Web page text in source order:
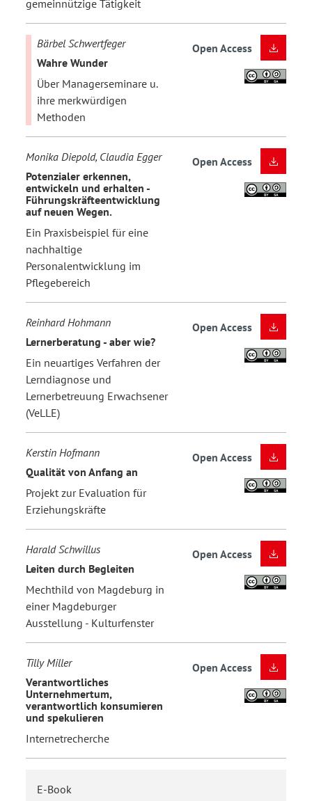
gemeinnützige Tätigkeit
Bärbel Schwertfeger
Wahre Wunder
Über Managerseminare u.
ihre merkwürdigen
Methoden
Open Access
Monika Diepold, Claudia Egger
Potenzialer erkennen,
entwickeln und erhalten -
Führungskräfteentwicklung
auf neuen Wegen.
Ein Praxisbeispiel für eine
nachhaltige
Personalentwicklung im
Pflegebereich
Open Access
Reinhard Hohmann
Lernerberatung - aber wie?
Ein neuartiges Verfahren der
Lerndiagnose und
Lernerbetreuung Erwachsener
(VeLLE)
Open Access
Kerstin Hofmann
Qualität von Anfang an
Projekt zur Evaluation für
Erziehungskräfte
Open Access
Harald Schwillus
Leiten durch Begleiten
Mechthild von Magdeburg in
einer Magdeburger
Ausstellung - Kulturfenster
Open Access
Tilly Miller
Verantwortliches
Unternehmertum,
verantwortlich konsumieren
und spekulieren
Internetrecherche
Open Access
E-Book